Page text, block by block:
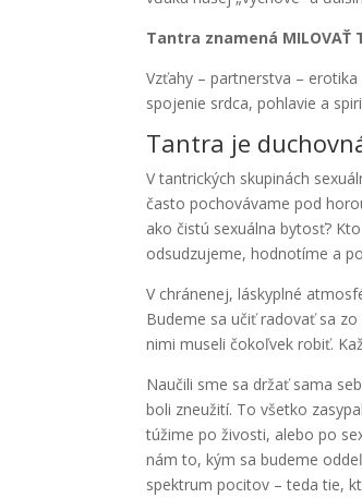
Tantra znamená MILOVAŤ
Vzťahy – partnerstva –
spojenie srdca, pohlavie a
Tantra je
V tantrických skupinách
často pochovávame pod
ako čistú sexuálna bytosť?
odsudzujeme, hodnotíme a
V chránenej, láskyplné
Budeme sa učiť radovať sa
nimi museli čokoľvek robiť.
Naučili sme sa držať sama
boli zneužití. To všetko
túžime po živosti, alebo po
nám to, kým sa budeme
spektrum pocitov – teda tie,